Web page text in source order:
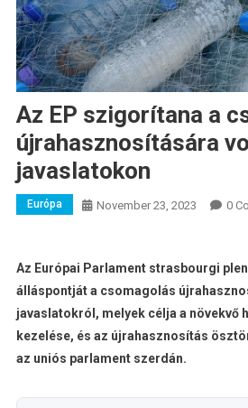
Az EP szigorítana a
újrahasznosítására
javaslatokon
Európa November 23, 2023 0
Az Európai Parlament strasbourgi
álláspontját a csomagolás
javaslatokról, melyek célja a növekvő
kezelése, és az újrahasznosítás
az uniós parlament szerdán.